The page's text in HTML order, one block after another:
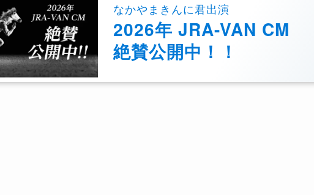
なかやまきんに君出演
2026年 JRA-VAN CM
絶賛公開中！！